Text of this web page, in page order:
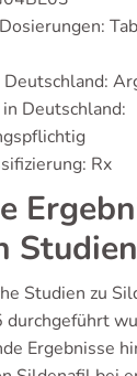
Deutschland:
Rx
Studien
Studien zu
Ergebnisse